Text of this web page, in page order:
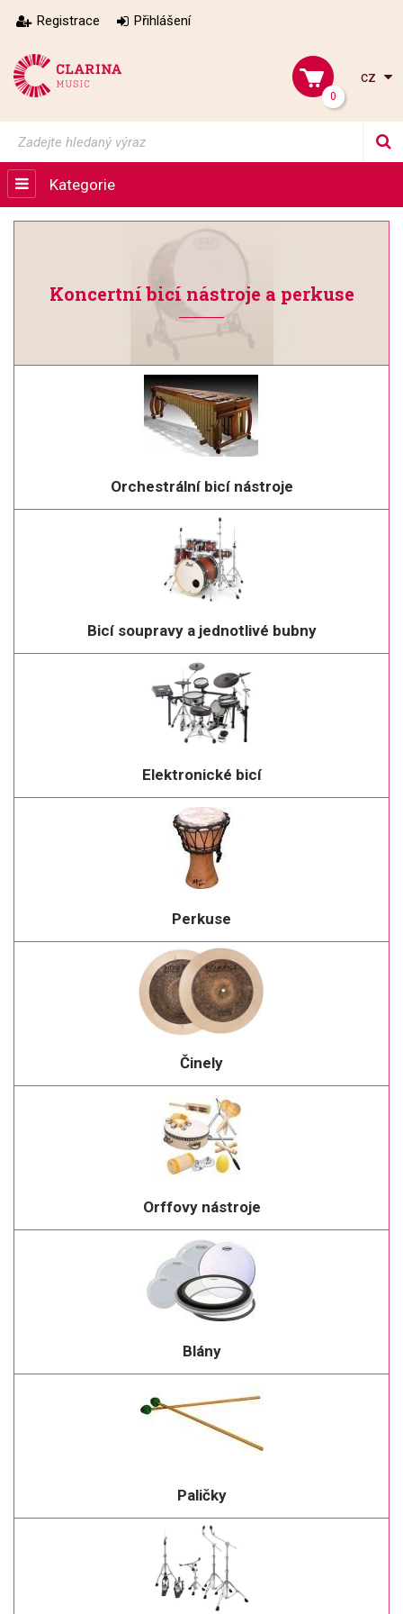
Registrace Přihlášení
0
cz
Kategorie
Koncertní bicí nástroje a perkuse
Orchestrální bicí nástroje
Bicí soupravy a jednotlivé bubny
Elektronické bicí
Perkuse
Činely
Orffovy nástroje
Blány
Paličky